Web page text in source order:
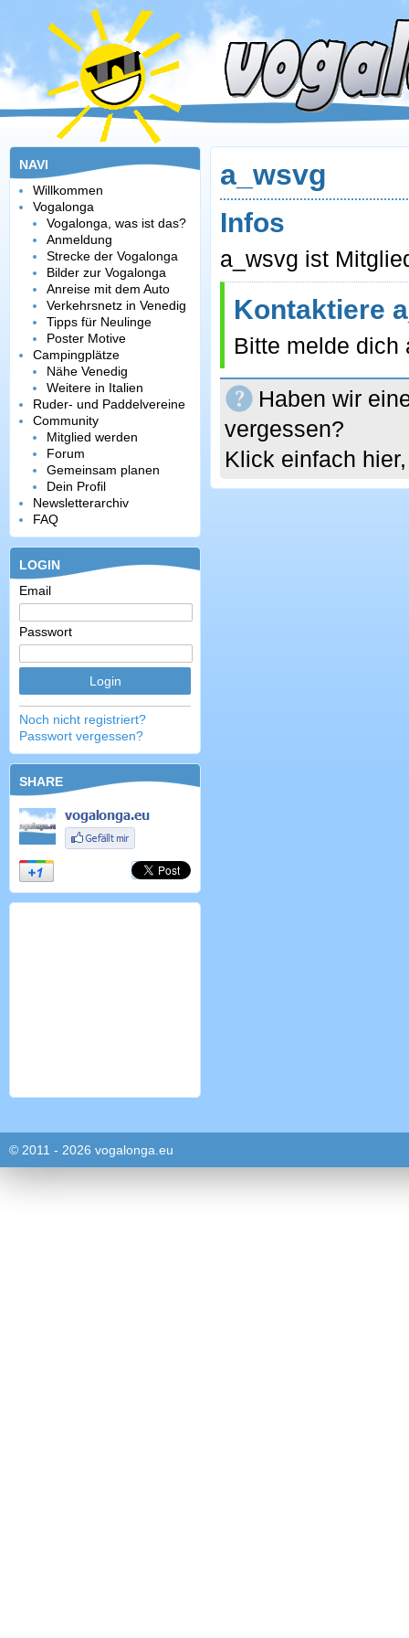
NAVI
Willkommen
Vogalonga
Vogalonga, was ist das?
Anmeldung
Strecke der Vogalonga
Bilder zur Vogalonga
Anreise mit dem Auto
Verkehrsnetz in Venedig
Tipps für Neulinge
Poster Motive
Campingplätze
Nähe Venedig
Weitere in Italien
Ruder- und Paddelvereine
Community
Mitglied werden
Forum
Gemeinsam planen
Dein Profil
Newsletterarchiv
FAQ
LOGIN
Email
Passwort
Noch nicht registriert?
Passwort vergessen?
SHARE
a_wsvg
Infos
a_wsvg ist
Kontaktiere
Bitte melde dich
Haben wir
vergessen?
Klick einfach
© 2011 - 2026 vogalonga.eu